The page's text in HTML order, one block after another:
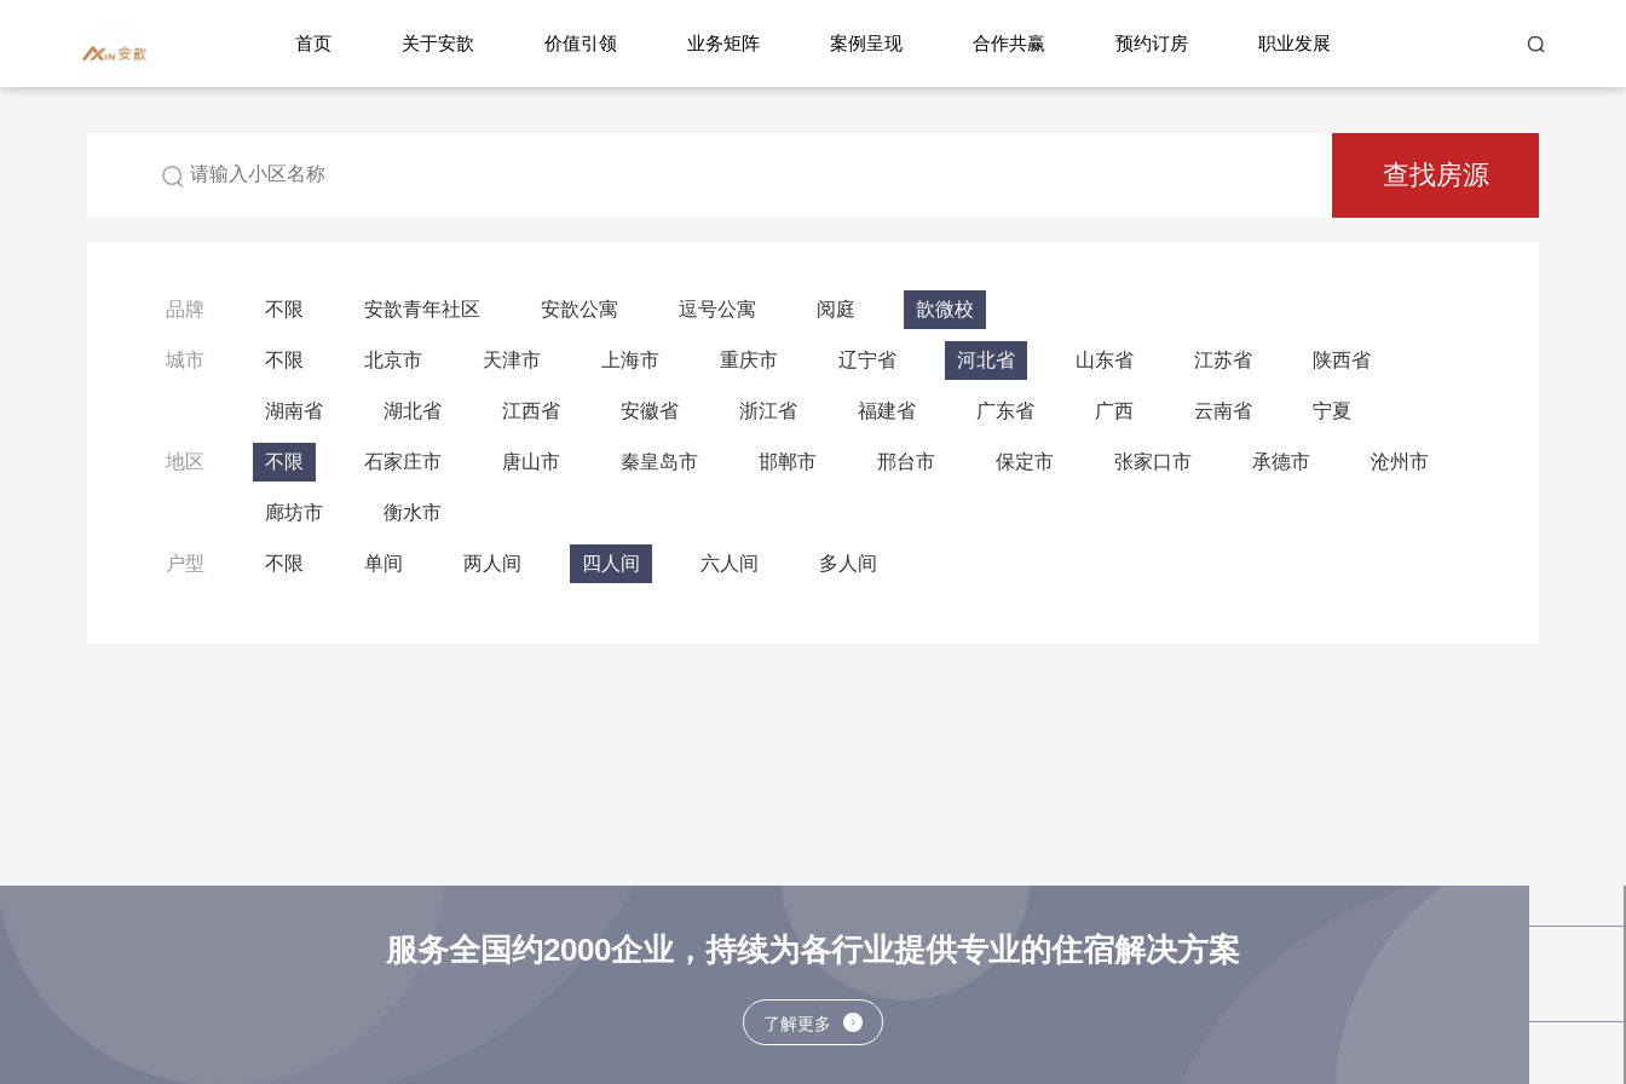
首页 关于安歆 价值引领 业务矩阵 案例呈现 合作共赢 预约订房 职业发展
查找房源
品牌 不限 安歆青年社区 安歆公寓 逗号公寓 阅庭 歆微校
城市 不限 北京市 天津市 上海市 重庆市 辽宁省 河北省 山东省 江苏省 陕西省
湖南省 湖北省 江西省 安徽省 浙江省 福建省 广东省 广西 云南省 宁夏
地区 不限 石家庄市 唐山市 秦皇岛市 邯郸市 邢台市 保定市 张家口市 承德市 沧州市
廊坊市 衡水市
户型 不限 单间 两人间 四人间 六人间 多人间
服务全国约2000企业，持续为各行业提供专业的住宿解决方案
了解更多